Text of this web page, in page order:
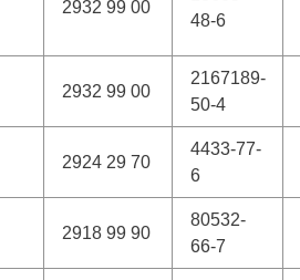
2932 99 00
48-6
2932 99 00
2167189-
50-4
2924 29 70
4433-77-
6
2918 99 90
80532-
66-7